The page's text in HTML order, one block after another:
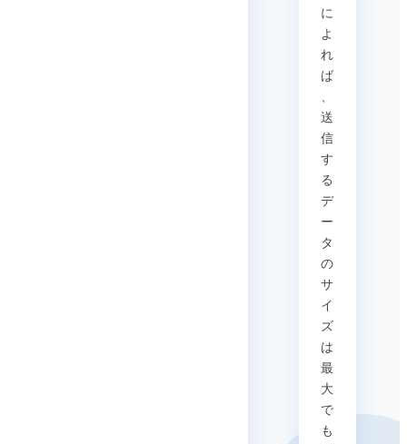
に
よ
れ
ば
、
送
信
す
る
デ
ー
タ
の
サ
イ
ズ
は
最
大
で
も